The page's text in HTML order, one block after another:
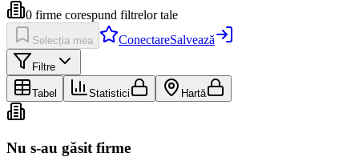
0 firme corespund filtrelor tale
Selecția mea ConectareSalvează
Filtre
Tabel Statistici Hartă
Nu s-au găsit firme